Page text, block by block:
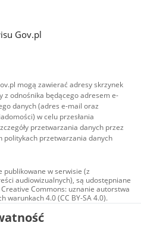
Gov.pl
mogą zawierać adresy skrzynek
z odnośnika będącego adresem e-
danych (adres e-mail oraz
w celu przesłania
przetwarzania danych przez
politykach przetwarzania danych
publikowane w serwisie (z
audiowizualnych), są udostępniane
Commons: uznanie autorstwa
warunkach 4.0 (CC BY-SA 4.0).
w tym zdjęcia, materiały
udostępniane na licencji typu
uznanie autorstwa użycie